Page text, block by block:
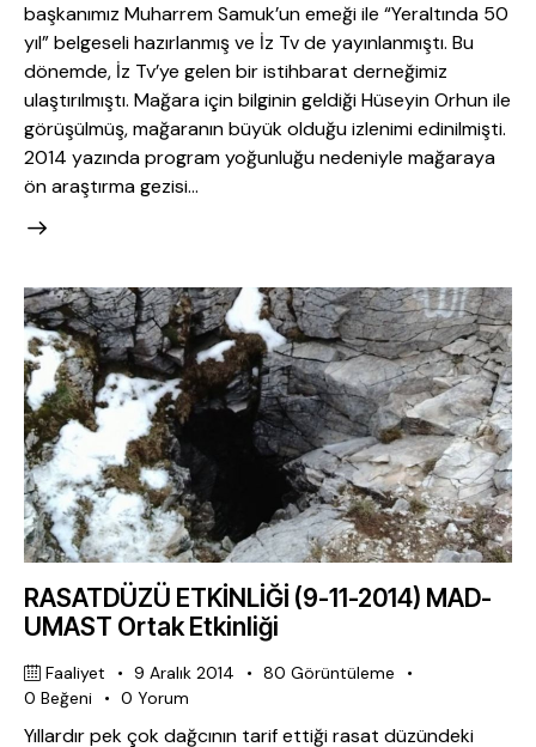
başkanımız Muharrem Samuk’un emeği ile “Yeraltında 50
yıl” belgeseli hazırlanmış ve İz Tv de yayınlanmıştı. Bu
dönemde, İz Tv’ye gelen bir istihbarat derneğimiz
ulaştırılmıştı. Mağara için bilginin geldiği Hüseyin Orhun ile
görüşülmüş, mağaranın büyük olduğu izlenimi edinilmişti.
2014 yazında program yoğunluğu nedeniyle mağaraya
ön araştırma gezisi…
RASATDÜZÜ ETKİNLİĞİ (9-11-2014) MAD-
UMAST Ortak Etkinliği
Faaliyet 9 Aralık 2014 80 Görüntüleme
0 Beğeni 0 Yorum
Yıllardır pek çok dağcının tarif ettiği rasat düzündeki